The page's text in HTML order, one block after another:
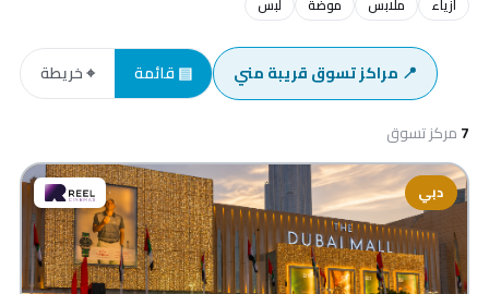
📍 مراكز تسوق قريبة مني ▤ قائمة ⌖ خريطة
7مركز تسوق
دبي